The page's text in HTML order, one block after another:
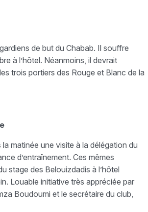
de but du Chabab. Il souffre
à l’hôtel. Néanmoins, il devrait
trois portiers des Rouge et Blanc de la
matinée une visite à la délégation du
d’entraînement. Ces mêmes
stage des Belouizdadis à l’hôtel
Louable initiative très appréciée par
Boudoumi et le secrétaire du club,